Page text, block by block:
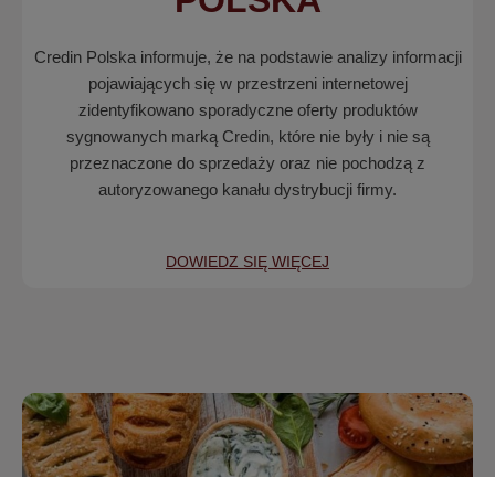
Credin Polska informuje, że na podstawie analizy informacji
pojawiających się w przestrzeni internetowej
zidentyfikowano sporadyczne oferty produktów
sygnowanych marką Credin, które nie były i nie są
przeznaczone do sprzedaży oraz nie pochodzą z
autoryzowanego kanału dystrybucji firmy.
DOWIEDZ SIĘ WIĘCEJ